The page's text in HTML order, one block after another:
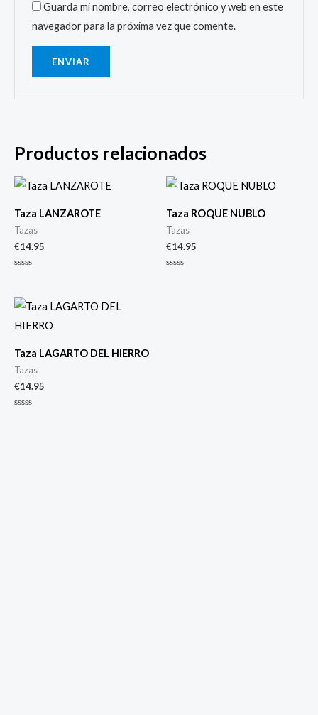
Guarda mi nombre, correo electrónico y web en este
navegador para la próxima vez que comente.
Productos relacionados
Taza LANZAROTE
Tazas
€14.95
de
5
Taza ROQUE NUBLO
Tazas
€14.95
Taza LAGARTO DEL HIERRO
Tazas
€14.95